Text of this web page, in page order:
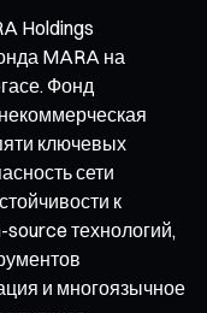
Holdings
MARA на
Фонд
ключевых
сети
к
технологий,
и многоязычное